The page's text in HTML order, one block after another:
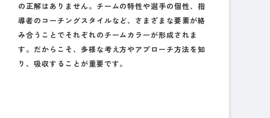
の正解はありません。チームの特性や選手の個性、指
導者のコーチングスタイルなど、さまざまな要素が絡
み合うことでそれぞれのチームカラーが形成されま
す。だからこそ、多様な考え方やアプローチ方法を知
り、吸収することが重要です。